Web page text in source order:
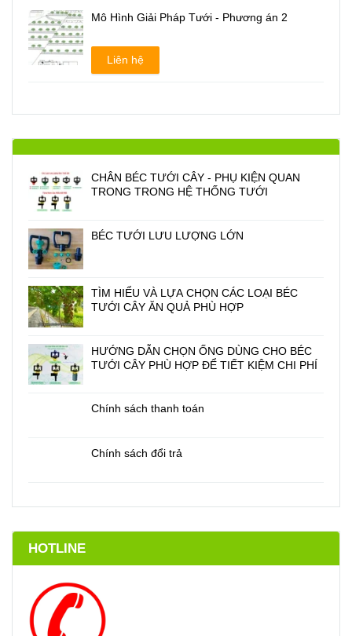
Mô Hình Giải Pháp Tưới - Phương án 2
Liên hệ
CHÂN BÉC TƯỚI CÂY - PHỤ KIỆN QUAN
TRONG TRONG HỆ THỐNG TƯỚI
BÉC TƯỚI LƯU LƯỢNG LỚN
TÌM HIỂU VÀ LỰA CHỌN CÁC LOẠI BÉC
TƯỚI CÂY ĂN QUẢ PHÙ HỢP
HƯỚNG DẪN CHỌN ỐNG DÙNG CHO BÉC
TƯỚI CÂY PHÙ HỢP ĐỂ TIẾT KIỆM CHI PHÍ
Chính sách thanh toán
Chính sách đổi trả
HOTLINE